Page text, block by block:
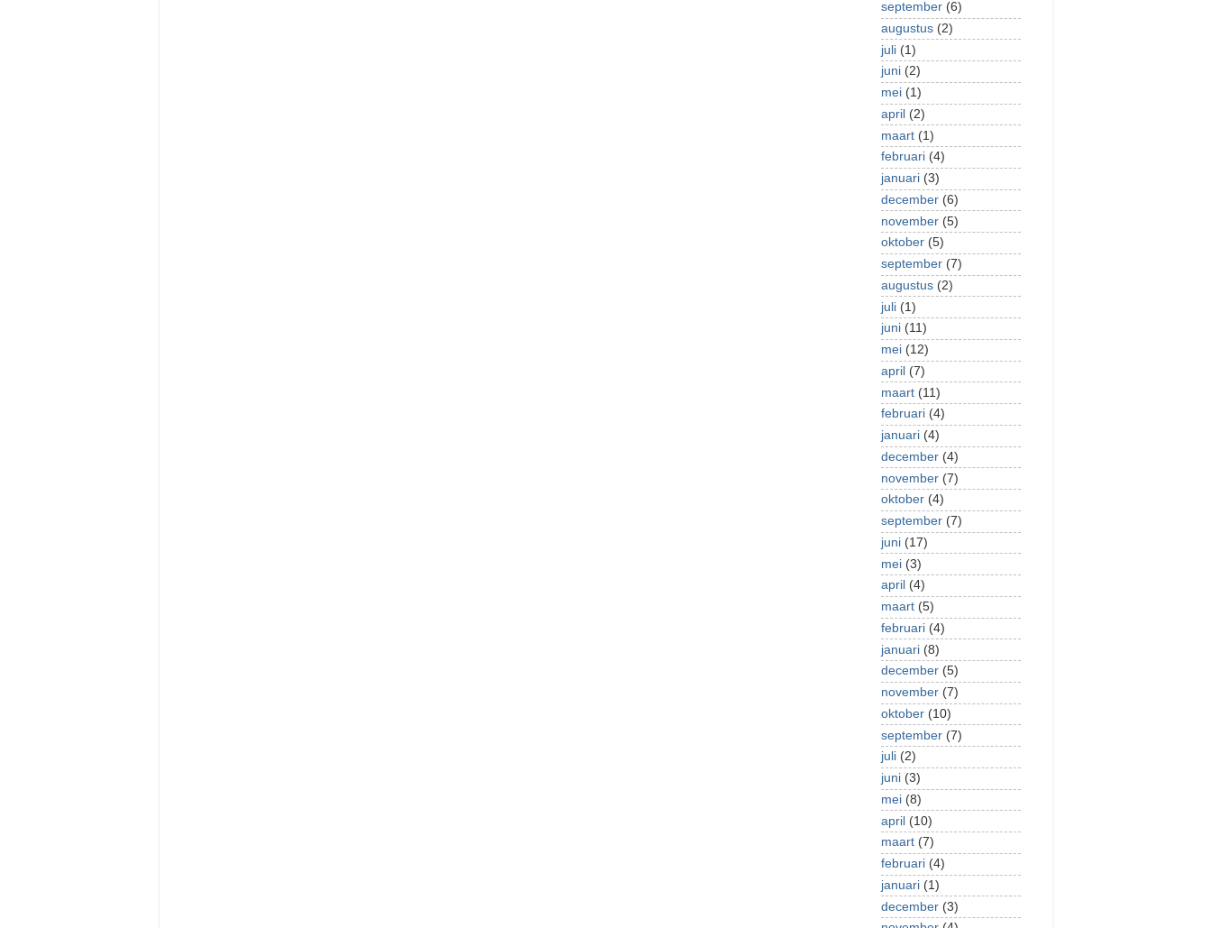
september (6)
augustus (2)
juli (1)
juni (2)
mei (1)
april (2)
maart (1)
februari (4)
januari (3)
december (6)
november (5)
oktober (5)
september (7)
augustus (2)
juli (1)
juni (11)
mei (12)
april (7)
maart (11)
februari (4)
januari (4)
december (4)
november (7)
oktober (4)
september (7)
juni (17)
mei (3)
april (4)
maart (5)
februari (4)
januari (8)
december (5)
november (7)
oktober (10)
september (7)
juli (2)
juni (3)
mei (8)
april (10)
maart (7)
februari (4)
januari (1)
december (3)